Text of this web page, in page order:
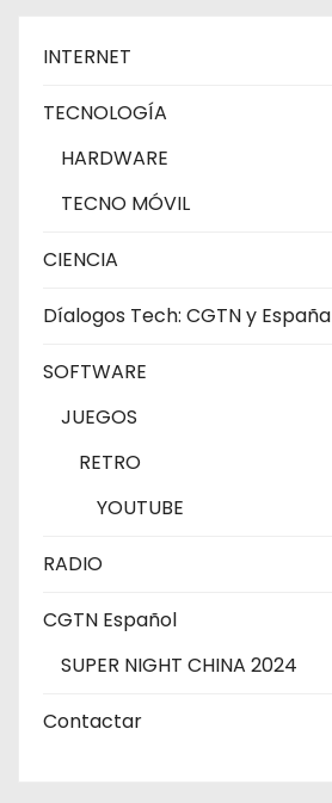
INTERNET
TECNOLOGÍA
HARDWARE
TECNO MÓVIL
CIENCIA
Díalogos Tech: CGTN y España
SOFTWARE
JUEGOS
RETRO
YOUTUBE
RADIO
CGTN Español
SUPER NIGHT CHINA 2024
Contactar